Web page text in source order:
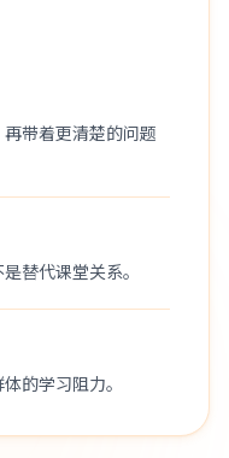
带着更清楚的问题
替代课堂关系。
的学习阻力。